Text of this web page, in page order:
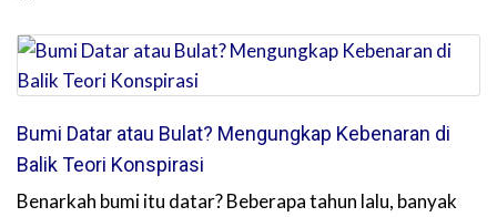
Bumi Datar atau Bulat? Mengungkap Kebenaran di
Balik Teori Konspirasi
Benarkah bumi itu datar? Beberapa tahun lalu, banyak